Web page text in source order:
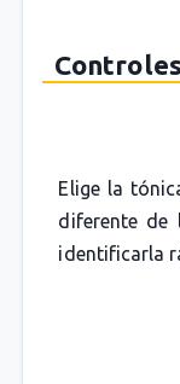
Elige la
diferente de
identificarla